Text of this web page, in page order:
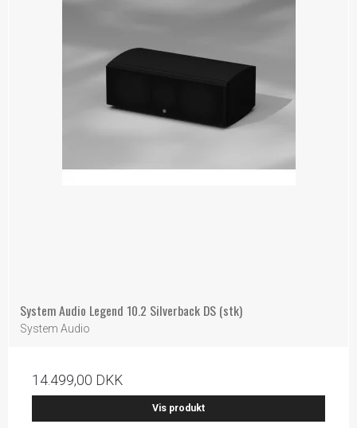
System Audio Legend 10.2 Silverback DS (stk)
System Audio
14.499,00 DKK
Vis produkt